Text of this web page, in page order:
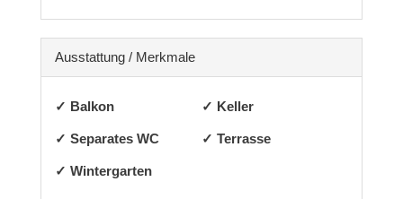
Ausstattung / Merkmale
✓ Balkon ✓ Keller
✓ Separates WC ✓ Terrasse
✓ Wintergarten